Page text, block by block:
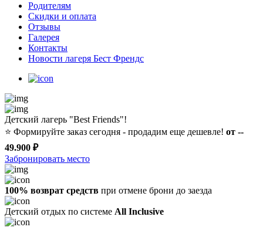
Родителям
Скидки и оплата
Отзывы
Галерея
Контакты
Новости лагеря Бест Френдс
Детский лагерь "Best Friends"!
⭐️ Формируйте заказ сегодня - продадим еще дешевле! от --
49.900 ₽
Забронировать место
100% возврат средств при отмене брони до заезда
Детский отдых по системе All Inclusive